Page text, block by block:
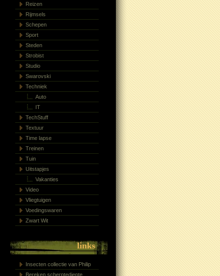
Reizen
Rijmsels
Schepen
Sport
Steden
Strobist
Studio
Swarovski
Techniek
Auto
IT
TechStuff
Textuur
Time lapse
Treinen
Tuin
Uitstapjes
Vakanties
Video
Vliegtuigen
Voedingswaren
Zwart Wit
links
Insecten collectie van Philip
Bereken scherptediepte